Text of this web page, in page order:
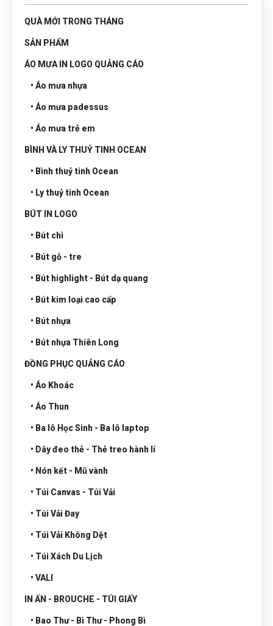
QUÀ MỚI TRONG THÁNG
SẢN PHẨM
ÁO MƯA IN LOGO QUẢNG CÁO
• Áo mưa nhựa
• Áo mưa padessus
• Áo mưa trẻ em
BÌNH VÀ LY THUỶ TINH OCEAN
• Bình thuỷ tinh Ocean
• Ly thuỷ tinh Ocean
BÚT IN LOGO
• Bút chì
• Bút gỗ - tre
• Bút highlight - Bút dạ quang
• Bút kim loại cao cấp
• Bút nhựa
• Bút nhựa Thiên Long
ĐỒNG PHỤC QUẢNG CÁO
• Áo Khoác
• Áo Thun
• Ba lô Học Sinh - Ba lô laptop
• Dây đeo thẻ - Thẻ treo hành lí
• Nón kết - Mũ vành
• Túi Canvas - Túi Vải
• Túi Vải Đay
• Túi Vải Không Dệt
• Túi Xách Du Lịch
• VALI
IN ẤN - BROUCHE - TÚI GIẤY
• Bao Thư - Bì Thư - Phong Bì